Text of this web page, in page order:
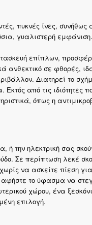
πυκνές ίνες, συνήθως
γυαλιστερή
επίπλων,
ανθεκτικό σε φθορές,
Διατηρεί το
από τις ιδιότητες
όπως η
την ηλεκτρική σας
Σε περίπτωση λεκέ
να ασκείτε πίεση
το ύφασμα να
χώρου, ένα
επιλογή.